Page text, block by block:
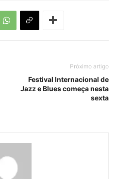
Próximo artigo
Festival Internacional de
Jazz e Blues começa nesta
sexta